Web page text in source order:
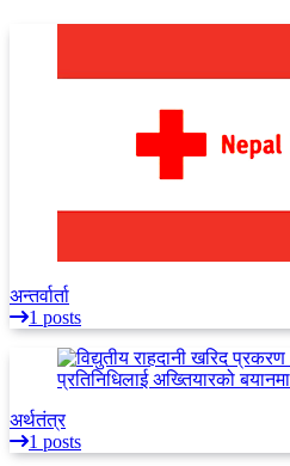
अन्तर्वार्ता
1 posts
अर्थतंत्र
1 posts